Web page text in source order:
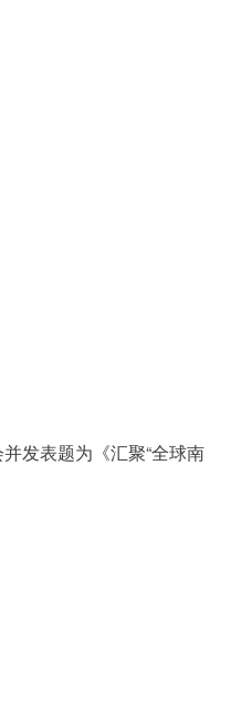
发表题为《汇聚“全球南